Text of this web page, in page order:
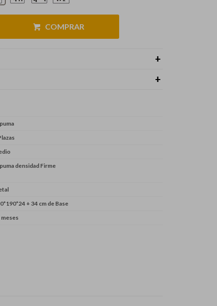
COMPRAR
densidad Firme
+ 34 cm de Base
meses